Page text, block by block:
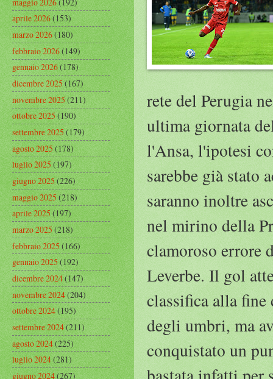
rete del Perugia
ultima giornata
l'Ansa, l'ipotesi
sarebbe già stato
saranno inoltre
nel mirino della
clamoroso errore
Leverbe. Il gol
classifica alla fine
degli umbri, ma
conquistato un
aprile 2026(153)
marzo 2026(180)
febbraio 2026(149)
gennaio 2026(178)
dicembre 2025(167)
novembre 2025(211)
ottobre 2025(190)
settembre 2025(179)
agosto 2025(178)
luglio 2025(197)
giugno 2025(226)
maggio 2025(218)
aprile 2025(197)
marzo 2025(218)
febbraio 2025(166)
gennaio 2025(192)
dicembre 2024(147)
novembre 2024(204)
ottobre 2024(195)
settembre 2024(211)
agosto 2024(225)
luglio 2024(281)
giugno 2024(267)